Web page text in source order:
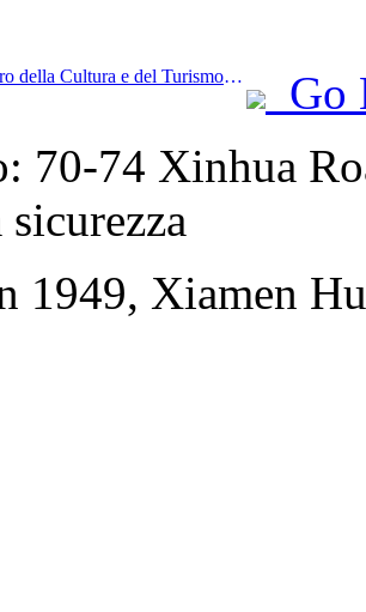
Prev:Il Ministero della Cultura e del Turismo ha riferito che nel 2025, 16.994 siti turistici di livello A hanno accolto 7,51 miliardi di visitatori, generando un fatturato turistico di 554,49 miliardi di yuan.
Go
70-74 Xinhua
1949, Xiamen